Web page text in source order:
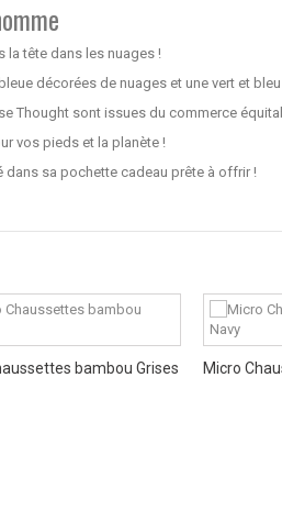
la tête dans les nuages !
décorées de nuages et une vert et
Thought sont issues du commerce
vos pieds et la planète !
sa pochette cadeau prête à offrir !
bambou Grises Micro